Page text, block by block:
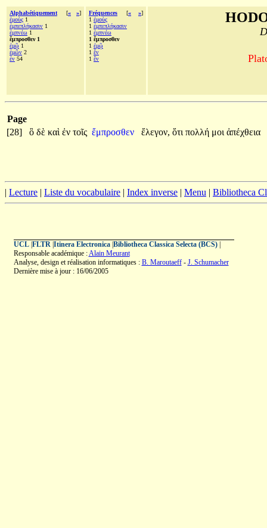
Alphabétiquement [« »]
ἐμοὺς 1
ἐμπεπλήκασιν 1
ἐμπνέω 1
ἔμπροσθεν 1
ἐμῷ 1
ἐμῶν 2
ἐν 54
Fréquences [« »]
1 ἐμοὺς
1 ἐμπεπλήκασιν
1 ἐμπνέω
1 ἔμπροσθεν
1 ἐμῷ
1 ἔν
1 ἕν
Page
[28]
ὃ δὲ καὶ ἐν τοῖς ἔμπροσθεν ἔλεγον, ὅτι πολλή μοι ἀπέχθεια
| Lecture | Liste du vocabulaire | Index inverse | Menu | Bibliotheca
UCL| FLTR| Itinera Electronica| Bibliotheca Classica Selecta (BCS)|
Responsable académique :Alain Meurant
Analyse, design et réalisation informatiques : B. Maroutaeff- J. Schumacher
Dernière mise à jour : 16/06/2005